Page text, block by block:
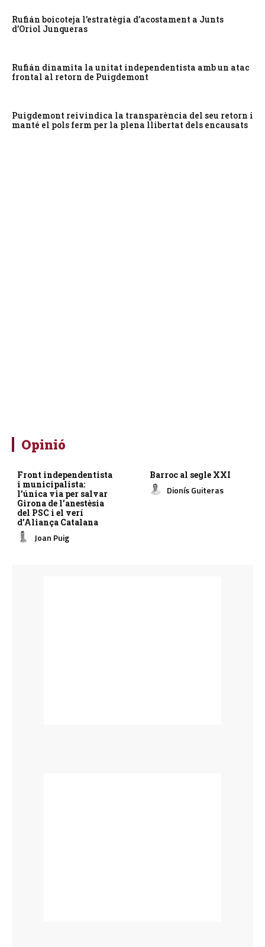
Rufián boicoteja l’estratègia d’acostament a Junts
d’Oriol Junqueras
Rufián dinamita la unitat independentista amb un atac
frontal al retorn de Puigdemont
Puigdemont reivindica la transparència del seu retorn i
manté el pols ferm per la plena llibertat dels encausats
Opinió
Front independentista
i municipalista:
l’única via per salvar
Girona de l’anestèsia
del PSC i el verí
d’Aliança Catalana
Joan Puig
Barroc al segle XXI
Dionís Guiteras